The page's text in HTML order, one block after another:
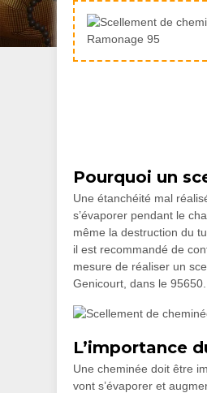
Pourquoi un
Une étanchéité mal
s’évaporer pendant le
même la destruction du
il est recommandé de
mesure de réaliser un
Genicourt, dans le 95650.
L’importance
Une cheminée doit être
vont s’évaporer et